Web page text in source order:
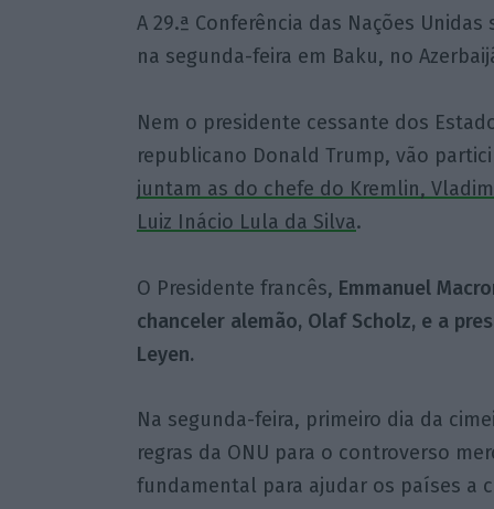
A 29.ª Conferência das Nações
na segunda-feira em Baku, no
Nem o presidente cessante dos
republicano Donald Trump, vão
juntam as do chefe do Kremlin,
Luiz Inácio Lula da Silva.
O Presidente francês, Emmanuel
chanceler alemão, Olaf Scholz, e a
Leyen.
Na segunda-feira, primeiro dia da
regras da ONU para o controverso
fundamental para ajudar os países a